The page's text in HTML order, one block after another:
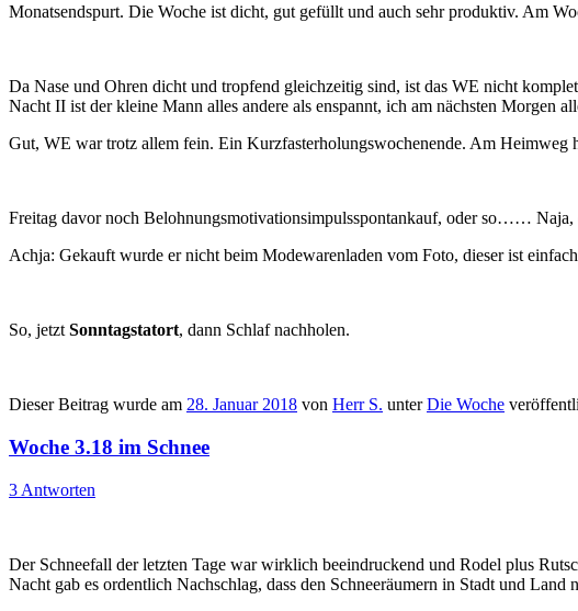
Monatsendspurt. Die Woche ist dicht, gut gefüllt und auch sehr produktiv. Am
Da Nase und Ohren dicht und tropfend gleichzeitig sind, ist das WE nicht
Nacht II ist der kleine Mann alles andere als enspannt, ich am nächsten Morgen
Gut, WE war trotz allem fein. Ein Kurzfasterholungswochenende. Am Heimweg
Freitag davor noch Belohnungsmotivationsimpulsspontankauf, oder so……
Achja: Gekauft wurde er nicht beim Modewarenladen vom Foto, dieser ist
So, jetzt Sonntagstatort, dann Schlaf nachholen.
Dieser Beitrag wurde am 28. Januar 2018 von Herr S. unterDie Woche
Woche 3.18 im Schnee
3 Antworten
Der Schneefall der letzten Tage war wirklich beeindruckend und Rodel plus
Nacht gab es ordentlich Nachschlag, dass den Schneeräumern in Stadt und